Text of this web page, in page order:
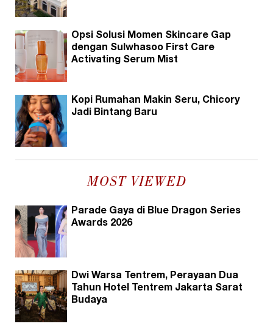
Opsi Solusi Momen Skincare Gap
dengan Sulwhasoo First Care
Activating Serum Mist
Kopi Rumahan Makin Seru, Chicory
Jadi Bintang Baru
MOST VIEWED
Parade Gaya di Blue Dragon Series
Awards 2026
Dwi Warsa Tentrem, Perayaan Dua
Tahun Hotel Tentrem Jakarta Sarat
Budaya